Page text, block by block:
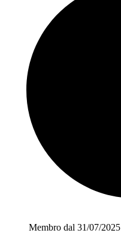
Membro dal 31/07/2025